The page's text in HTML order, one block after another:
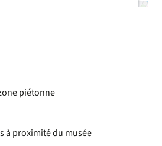
piétonne
à proximité du musée